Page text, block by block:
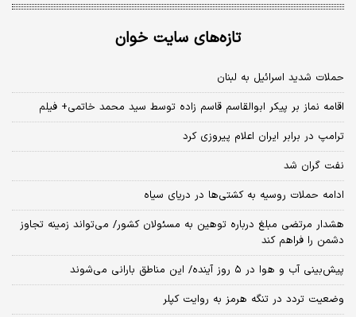
تازه‌های سایت خوان
حملات شدید اسرائیل به لبنان
اقامه نماز بر پیکر ابوالقاسم قاسم زاده توسط سید محمد خاتمی+ فیلم
ترامپ در برابر ایران اعلام پیروزی کرد
نفت گران شد
ادامه حملات روسیه به کشتی‌ها در دریای سیاه
هشدار مرتضی مبلغ درباره توهین به مسئولان کشور/ می‌تواند زمینه تجاوز
دشمن را فراهم کند
پیش‌بینی آب و هوا در ۵ روز آینده/ این مناطق بارانی می‌شوند
وضعیت تردد در تنگه هرمز به روایت کپلر